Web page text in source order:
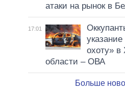
атаки на рынок в
17:01
охоту» в
области – ОВА
Больше